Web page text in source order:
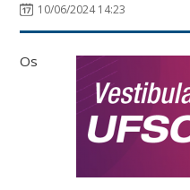
10/06/2024 14:23
Os